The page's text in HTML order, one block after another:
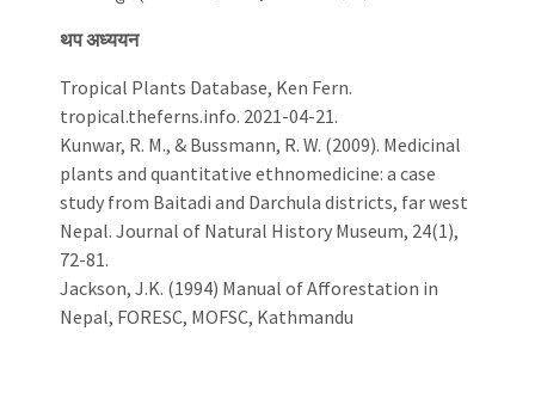
थप अध्ययन
Tropical Plants Database, Ken Fern.
tropical.theferns.info. 2021-04-21.
Kunwar, R. M., & Bussmann, R. W. (2009). Medicinal
plants and quantitative ethnomedicine: a case
study from Baitadi and Darchula districts, far west
Nepal. Journal of Natural History Museum, 24(1),
72-81.
Jackson, J.K. (1994) Manual of Afforestation in
Nepal, FORESC, MOFSC, Kathmandu